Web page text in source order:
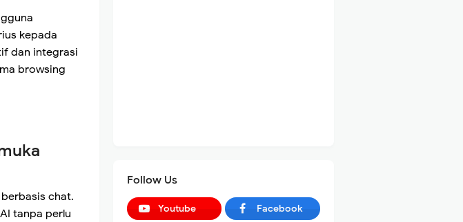
kepada
dan integrasi
browsing
chat.
tanpa perlu
Follow Us
Youtube Facebook